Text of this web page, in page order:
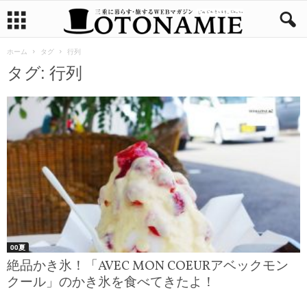
ホーム タグ 行列
タグ: 行列
00夏
絶品かき氷！「AVEC MON COEURアベックモン
クール」のかき氷を食べてきたよ！